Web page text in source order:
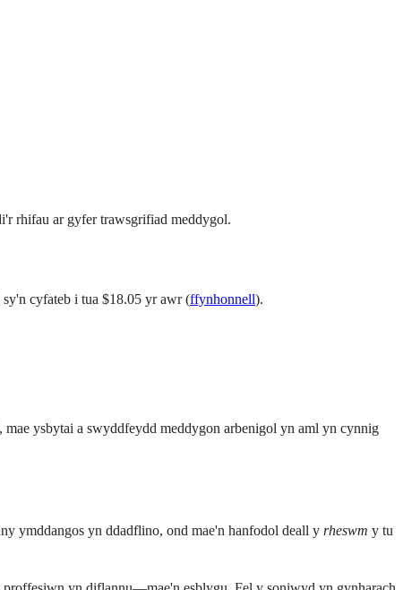
rhifau ar gyfer trawsgrifiad meddygol.
cyfateb i tua $18.05 yr awr (ffynhonnell).
ysbytai a swyddfeydd meddygon arbenigol yn aml yn cynnig
ymddangos yn ddadflino, ond mae'n hanfodol deall y rheswm y tu